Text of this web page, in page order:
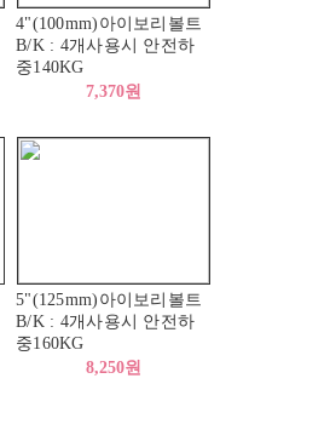
4"(100mm)아이보리볼트
B/K : 4개사용시 안전하
중140KG
7,370원
5"(125mm)아이보리볼트
B/K : 4개사용시 안전하
중160KG
8,250원